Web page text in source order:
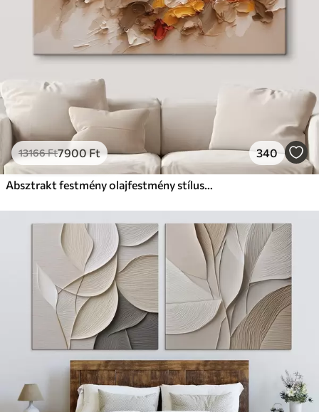
13166Ft7900Ft 340
Absztrakt festmény olajfestmény stílusban